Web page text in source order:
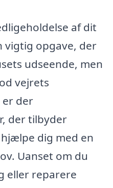
af dit
vigtig opgave, der
udseende, men
vejrets
er der
der tilbyder
dig med en
Uanset om du
eller reparere